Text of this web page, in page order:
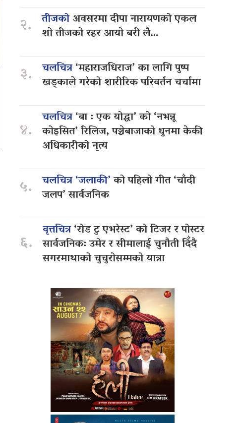
२. तीजकोअवसरमा दीपा नारायणको एकल
शो तीजको रहर आयो बरी लै…
३. चलचित्र‘महाराजधिराज’ का लागि पुष्प
खड्काले गरेको शारीरिक परिवर्तन चर्चामा
४.
चलचित्र‘बा : एक योद्धा’ को ‘नभन्नू
कोइसित’ रिलिज, पञ्चेबाजाको धुनमा केकी
अधिकारीको नृत्य
५. चलचित्र ‘जलाकी’को पहिलो गीत ‘चाँदी
जलप’ सार्वजनिक
६.
वृत्तचित्र‘रोड टु एभरेस्ट’ को टिजर र पोस्टर
सार्वजनिक: उमेर र सीमालाई चुनौती दिँदै
सगरमाथाको चुचुरोसम्मको यात्रा